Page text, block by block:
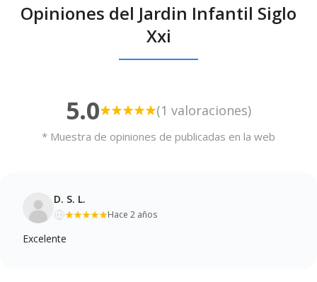
Opiniones del Jardin Infantil Siglo
Xxi
5.0 (1 valoraciones)
* Muestra de opiniones de publicadas en la web
D. S. L.
Hace 2 años
Excelente